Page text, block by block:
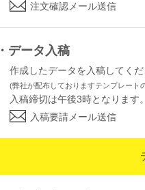
注文確認メール送信
・データ入稿
作成したデータを入稿してく
(弊社が配布しておりますテンプレート
入稿締切は午後3時となります
入稿要請メール送信